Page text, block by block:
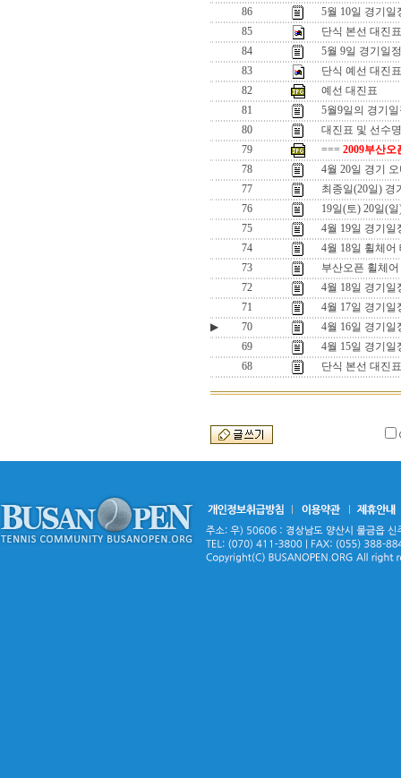
86
5월 10일 경기일
85
단식 본선 대진표
84
5월 9일 경기일정
83
단식 예선 대진
82
예선 대진표
81
5월9일의 경기
80
대진표 및 선수
79
=== 2009부산오
78
4월 20일 경기
77
최종일(20일) 경
76
19일(토) 20일(
75
4월 19일 경기일
74
4월 18일 휠체어
73
부산오픈 휠체
72
4월 18일 경기일
71
4월 17일 경기일
▶
70
4월 16일 경기일
69
4월 15일 경기일
68
단식 본선 대진표